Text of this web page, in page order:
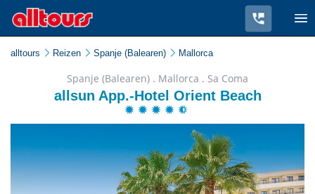
alltours Reizen Spanje (Balearen) Mallorca
Spanje (Balearen) . Mallorca . Sa Coma
allsun App.-Hotel Orient Beach